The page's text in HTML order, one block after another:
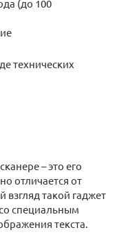
(до 100
технических
– это его
отличается от
взгляд такой гаджет
специальным
текста.